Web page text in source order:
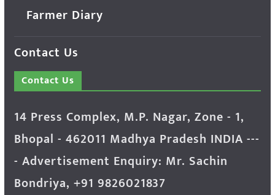
Farmer Diary
Contact Us
Contact Us
14 Press Complex, M.P. Nagar, Zone - 1,
Bhopal - 462011 Madhya Pradesh INDIA ---
- Advertisement Enquiry: Mr. Sachin
Bondriya, +91 9826021837